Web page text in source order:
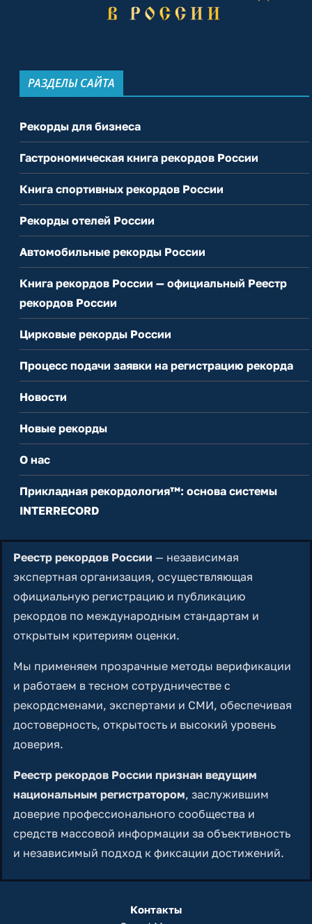
РАЗДЕЛЫ САЙТА
Рекорды для бизнеса
Гастрономическая книга рекордов России
Книга спортивных рекордов России
Рекорды отелей России
Автомобильные рекорды России
Книга рекордов России — официальный Реестр
рекордов России
Цирковые рекорды России
Процесс подачи заявки на регистрацию рекорда
Новости
Новые рекорды
О нас
Прикладная рекордология™: основа системы
INTERRECORD
Реестр рекордов России — независимая
экспертная организация, осуществляющая
официальную регистрацию и публикацию
рекордов по международным стандартам и
открытым критериям оценки.
Мы применяем прозрачные методы верификации
и работаем в тесном сотрудничестве с
рекордсменами, экспертами и СМИ, обеспечивая
достоверность, открытость и высокий уровень
доверия.
Реестр рекордов России признан ведущим
национальным регистратором, заслужившим
доверие профессионального сообщества и
средств массовой информации за объективность
и независимый подход к фиксации достижений.
Контакты